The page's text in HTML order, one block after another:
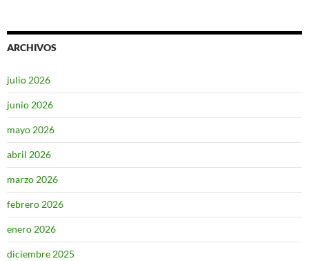
ARCHIVOS
julio 2026
junio 2026
mayo 2026
abril 2026
marzo 2026
febrero 2026
enero 2026
diciembre 2025